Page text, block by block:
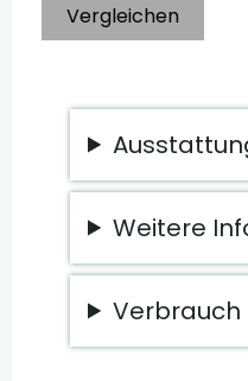
Vergleichen
Weitere
Verbrauch